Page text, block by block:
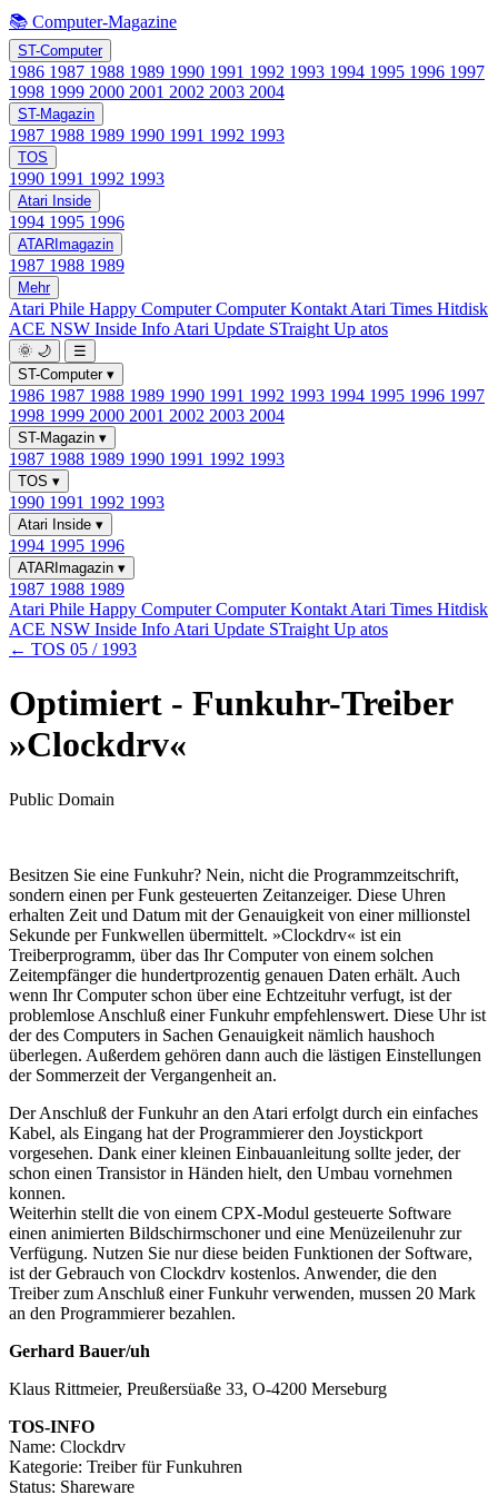
📚 Computer-Magazine
ST-Computer
1986 1987 1988 1989 1990 1991 1992 1993 1994 1995 1996 1997
1998 1999 2000 2001 2002 2003 2004
ST-Magazin
1987 1988 1989 1990 1991 1992 1993
TOS
1990 1991 1992 1993
Atari Inside
1994 1995 1996
ATARImagazin
1987 1988 1989
Mehr
Atari Phile Happy ComputerComputer Kontakt Atari Times Hitdisk
ACE NSW Inside Info Atari Update STraight Up atos
🌞 🌙
☰
ST-Computer ▾
1986 1987 1988 1989 1990 1991 1992 1993 1994 1995 1996 1997
1998 1999 2000 2001 2002 2003 2004
ST-Magazin ▾
1987 1988 1989 1990 1991 1992 1993
TOS ▾
1990 1991 1992 1993
Atari Inside ▾
1994 1995 1996
ATARImagazin ▾
1987 1988 1989
Atari Phile Happy ComputerComputer Kontakt Atari Times Hitdisk
ACE NSW Inside Info Atari Update STraight Up atos
← TOS 05 / 1993
Optimiert - Funkuhr-Treiber
»Clockdrv«
Public Domain
Besitzen Sie eine Funkuhr? Nein, nicht die Programmzeitschrift,
sondern einen per Funk gesteuerten Zeitanzeiger. Diese Uhren
erhalten Zeit und Datum mit der Genauigkeit von einer millionstel
Sekunde per Funkwellen übermittelt. »Clockdrv« ist ein
Treiberprogramm, über das Ihr Computer von einem solchen
Zeitempfänger die hundertprozentig genauen Daten erhält. Auch
wenn Ihr Computer schon über eine Echtzeituhr verfugt, ist der
problemlose Anschluß einer Funkuhr empfehlenswert. Diese Uhr ist
der des Computers in Sachen Genauigkeit nämlich haushoch
überlegen. Außerdem gehören dann auch die lästigen Einstellungen
der Sommerzeit der Vergangenheit an.
Der Anschluß der Funkuhr an den Atari erfolgt durch ein einfaches
Kabel, als Eingang hat der Programmierer den Joystickport
vorgesehen. Dank einer kleinen Einbauanleitung sollte jeder, der
schon einen Transistor in Händen hielt, den Umbau vornehmen
konnen.
Weiterhin stellt die von einem CPX-Modul gesteuerte Software
einen animierten Bildschirmschoner und eine Menüzeilenuhr zur
Verfügung. Nutzen Sie nur diese beiden Funktionen der Software,
ist der Gebrauch von Clockdrv kostenlos. Anwender, die den
Treiber zum Anschluß einer Funkuhr verwenden, mussen 20 Mark
an den Programmierer bezahlen.
Gerhard Bauer/uh
Klaus Rittmeier, Preußersüaße 33, O-4200 Merseburg
TOS-INFO
Name: Clockdrv
Kategorie: Treiber für Funkuhren
Status: Shareware